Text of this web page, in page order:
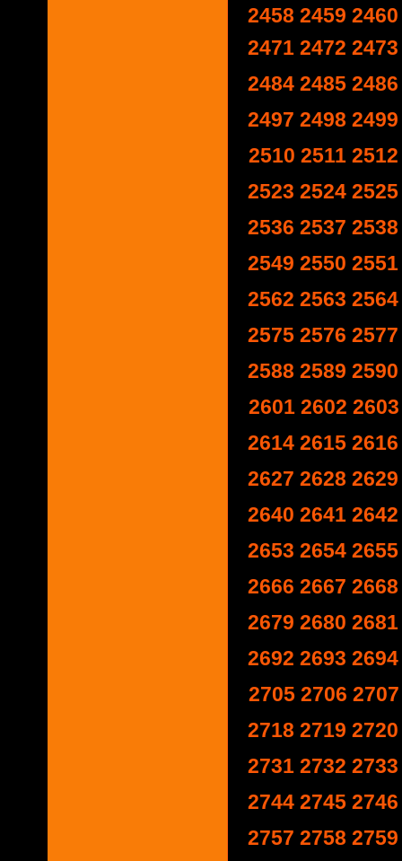
2458 2459 2460
2471 2472 2473
2484 2485 2486
2497 2498 2499
2510 2511 2512
2523 2524 2525
2536 2537 2538
2549 2550 2551
2562 2563 2564
2575 2576 2577
2588 2589 2590
2601 2602 2603
2614 2615 2616
2627 2628 2629
2640 2641 2642
2653 2654 2655
2666 2667 2668
2679 2680 2681
2692 2693 2694
2705 2706 2707
2718 2719 2720
2731 2732 2733
2744 2745 2746
2757 2758 2759